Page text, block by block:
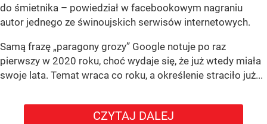
do śmietnika – powiedział w facebookowym nagraniu
autor jednego ze świnoujskich serwisów internetowych.
Samą frazę „paragony grozy” Google notuje po raz
pierwszy w 2020 roku, choć wydaje się, że już wtedy miała
swoje lata. Temat wraca co roku, a określenie straciło już...
CZYTAJ DALEJ